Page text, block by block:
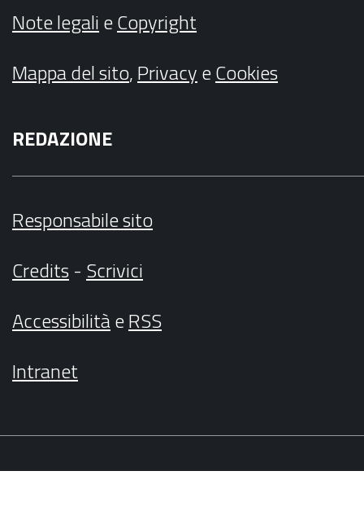
Note legalieCopyright
Mappa del sito,PrivacyeCookies
REDAZIONE
Responsabile sito
Credits- Scrivici
AccessibilitàeRSS
Intranet